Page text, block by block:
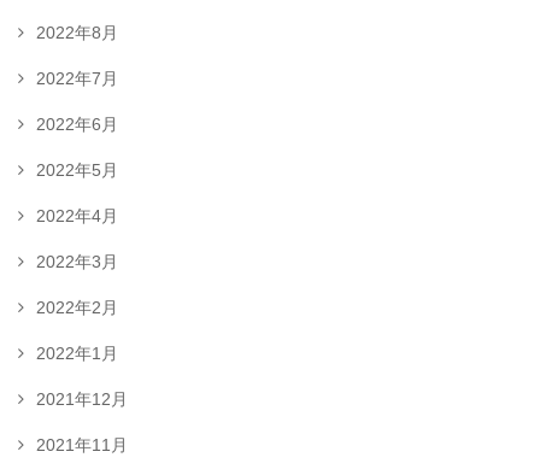
2022年8月
2022年7月
2022年6月
2022年5月
2022年4月
2022年3月
2022年2月
2022年1月
2021年12月
2021年11月